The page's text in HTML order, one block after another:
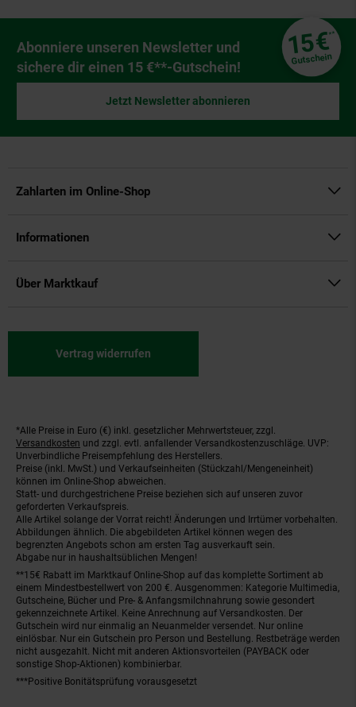
Newsletter Anmeldung
Abonniere unseren Newsletter und
sichere dir einen 15 €**-Gutschein!
15€**
Gutschein
Jetzt Newsletter abonnieren
Zahlarten im Online-Shop
Informationen
Über Marktkauf
Vertrag widerrufen
Fußnoten
*Alle Preise in Euro (€) inkl. gesetzlicher Mehrwertsteuer, zzgl.
Versandkosten und zzgl. evtl. anfallender Versandkostenzuschläge. UVP:
Unverbindliche Preisempfehlung des Herstellers.
Preise (inkl. MwSt.) und Verkaufseinheiten (Stückzahl/Mengeneinheit)
können im Online-Shop abweichen.
Statt- und durchgestrichene Preise beziehen sich auf unseren zuvor
geforderten Verkaufspreis.
Alle Artikel solange der Vorrat reicht! Änderungen und Irrtümer vorbehalten.
Abbildungen ähnlich. Die abgebildeten Artikel können wegen des
begrenzten Angebots schon am ersten Tag ausverkauft sein.
Abgabe nur in haushaltsüblichen Mengen!
**15€ Rabatt im Marktkauf Online-Shop auf das komplette Sortiment ab
einem Mindestbestellwert von 200 €. Ausgenommen: Kategorie Multimedia,
Gutscheine, Bücher und Pre- & Anfangsmilchnahrung sowie gesondert
gekennzeichnete Artikel. Keine Anrechnung auf Versandkosten. Der
Gutschein wird nur einmalig an Neuanmelder versendet. Nur online
einlösbar. Nur ein Gutschein pro Person und Bestellung. Restbeträge werden
nicht ausgezahlt. Nicht mit anderen Aktionsvorteilen (PAYBACK oder
sonstige Shop-Aktionen) kombinierbar.
***Positive Bonitätsprüfung vorausgesetzt